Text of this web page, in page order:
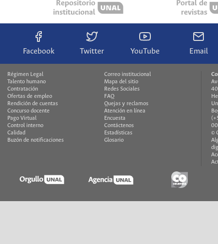
Repositorio
institucional
Portal de
revistas
Facebook Twitter YouTube Email
Régimen Legal
Talento humano
Contratación
Ofertas de empleo
Rendición de cuentas
Concurso docente
Pago Virtual
Control interno
Calidad
Buzón de notificaciones
Correo institucional
Mapa del sitio
Redes Sociales
FAQ
Quejas y reclamos
Atención en línea
Encuesta
Contáctenos
Estadísticas
Glosario
©